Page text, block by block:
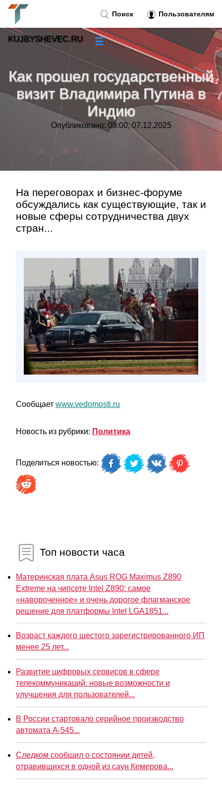
Как прошел государственный
визит Владимира Путина в
Индию
Опубликовано: 09:00, 07.12.2025
На переговорах и бизнес-форуме
обсуждались как существующие, так и
новые сферы сотрудничества двух
стран...
Сообщает www.vedomosti.ru
Новость из рубрики: Политика
Поделиться новостью:
Топ новости часа
Материнская плата Asus ROG Maximus Z890
Extreme на чипсете Intel Z890: самое
«навороченное» и очень дорогое флагманское
решение для платформы Intel LGA1851...
Возраст каждого шестого зарегистрированного ИП
менее 25 лет...
Развитие цифровых сервисов в сфере
телекоммуникаций: новые возможности и
улучшения для пользователей...
В России стартовало серийное производство
автомата А-545...
Следком сообщил о состоянии детей,
отравившихся в одной из саун Кемерова...
Поиск Пользователям
KUJBYSHEVEC.RU ☰
Новости»
Тренды новостей»
Рубрики»
Контакт»